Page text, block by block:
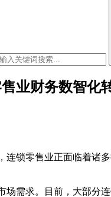
业财务数智化
连锁零售业正面临着诸
场需求。目前，大部分